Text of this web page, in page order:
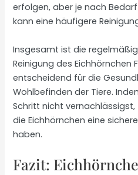
erfolgen, aber je nach
kann eine häufigere
Insgesamt ist die
Reinigung des
entscheidend für die
Wohlbefinden der Tiere.
Schritt nicht
die Eichhörnchen eine
haben.
Fazit: